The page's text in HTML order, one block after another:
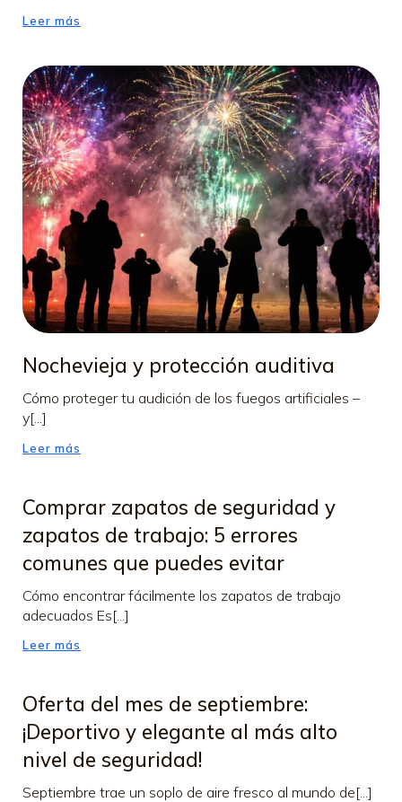
Leer más
Nochevieja y protección auditiva
Cómo proteger tu audición de los fuegos artificiales –
y[...]
Leer más
Comprar zapatos de seguridad y
zapatos de trabajo: 5 errores
comunes que puedes evitar
Cómo encontrar fácilmente los zapatos de trabajo
adecuados Es[...]
Leer más
Oferta del mes de septiembre:
¡Deportivo y elegante al más alto
nivel de seguridad!
Septiembre trae un soplo de aire fresco al mundo de[...]